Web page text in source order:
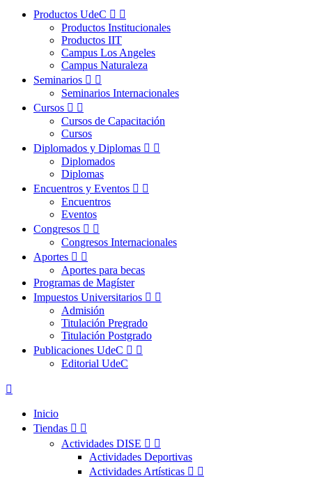
Productos UdeC  
Productos Institucionales
Productos IIT
Campus Los Angeles
Campus Naturaleza
Seminarios  
Seminarios Internacionales
Cursos  
Cursos de Capacitación
Cursos
Diplomados y Diplomas  
Diplomados
Diplomas
Encuentros y Eventos  
Encuentros
Eventos
Congresos  
Congresos Internacionales
Aportes  
Aportes para becas
Programas de Magíster
Impuestos Universitarios  
Admisión
Titulación Pregrado
Titulación Postgrado
Publicaciones UdeC  
Editorial UdeC

Inicio
Tiendas  
Actividades DISE  
Actividades Deportivas
Actividades Artísticas  